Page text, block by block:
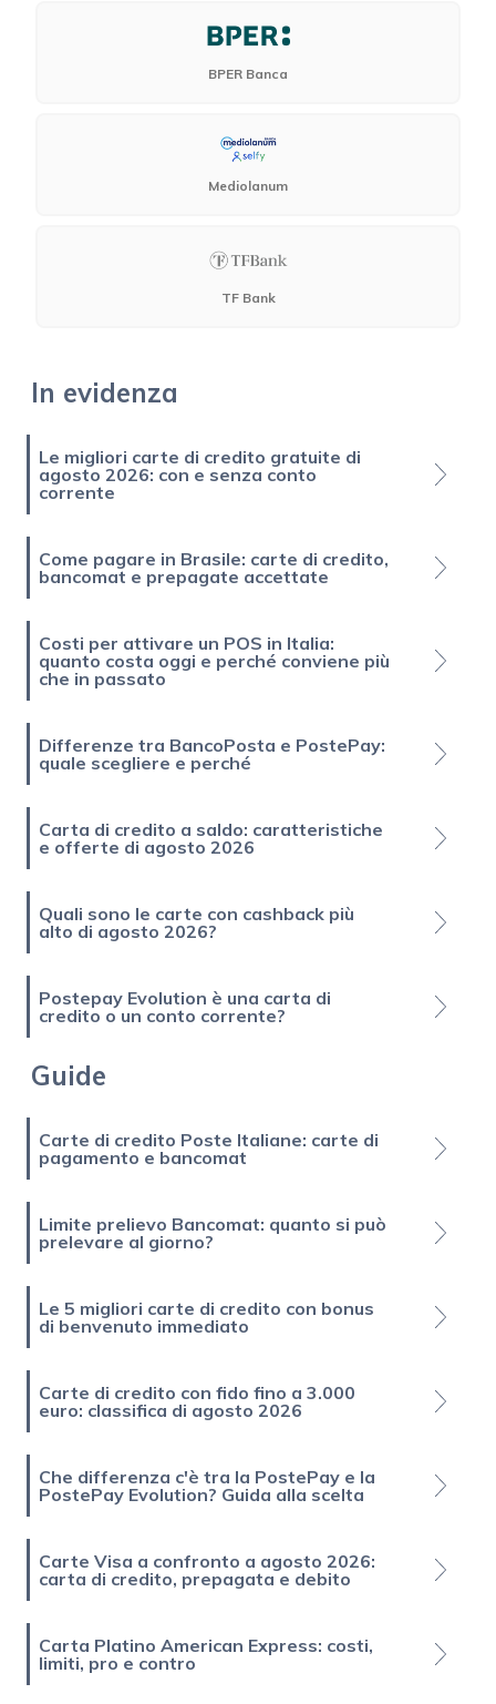
BPER Banca
Mediolanum
TF Bank
In evidenza
Le migliori carte di credito gratuite di
agosto 2026: con e senza conto
corrente
Come pagare in Brasile: carte di credito,
bancomat e prepagate accettate
Costi per attivare un POS in Italia:
quanto costa oggi e perché conviene più
che in passato
Differenze tra BancoPosta e PostePay:
quale scegliere e perché
Carta di credito a saldo: caratteristiche
e offerte di agosto 2026
Quali sono le carte con cashback più
alto di agosto 2026?
Postepay Evolution è una carta di
credito o un conto corrente?
Guide
Carte di credito Poste Italiane: carte di
pagamento e bancomat
Limite prelievo Bancomat: quanto si può
prelevare al giorno?
Le 5 migliori carte di credito con bonus
di benvenuto immediato
Carte di credito con fido fino a 3.000
euro: classifica di agosto 2026
Che differenza c'è tra la PostePay e la
PostePay Evolution? Guida alla scelta
Carte Visa a confronto a agosto 2026:
carta di credito, prepagata e debito
Carta Platino American Express: costi,
limiti, pro e contro